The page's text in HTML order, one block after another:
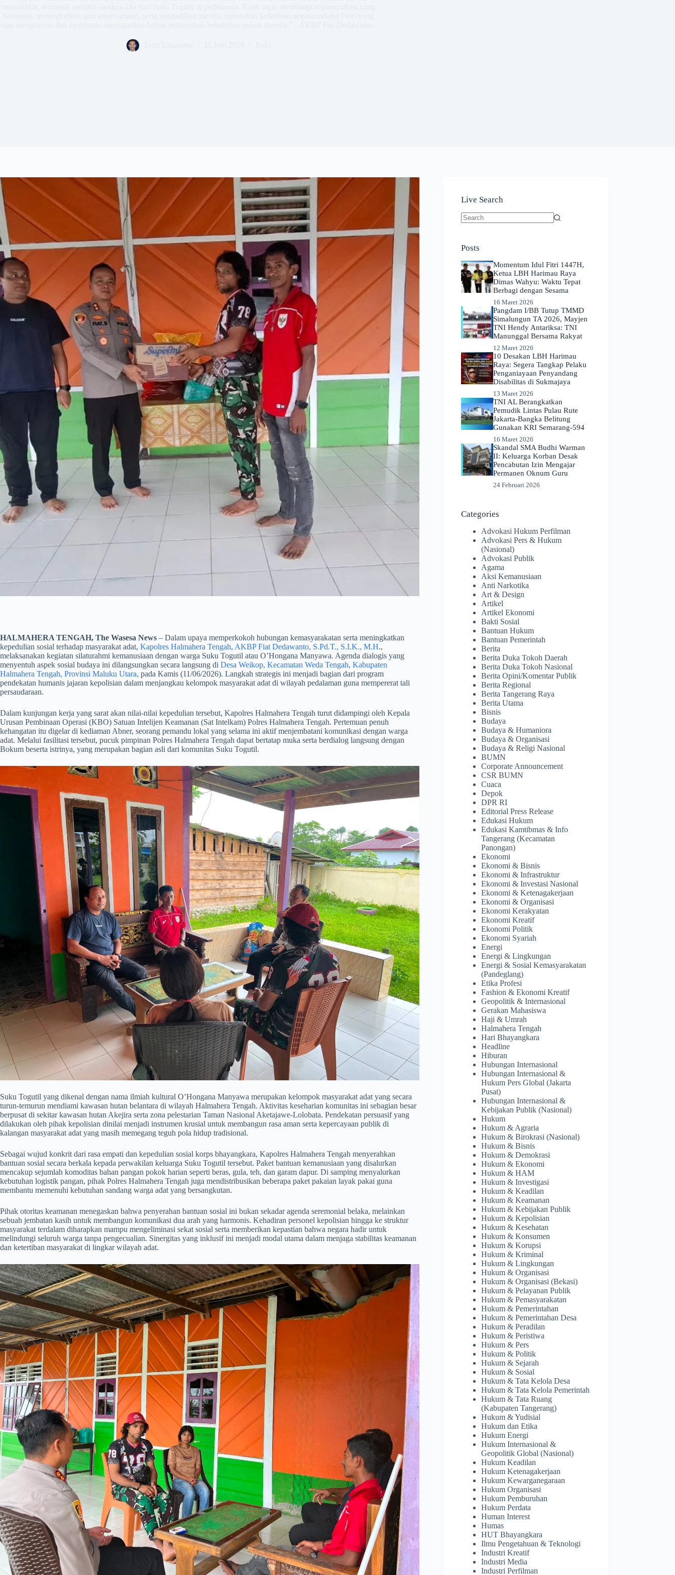
HALMAHERA TENGAH, The Wasesa News – Dalam upaya memperkokoh hubungan kemasyarakatan serta meningkatkan
kepedulian sosial terhadap masyarakat adat, Kapolres Halmahera Tengah, AKBP Fiat Dedawanto, S.Pd.T., S.I.K., M.H.,
melaksanakan kegiatan silaturahmi kemanusiaan dengan warga Suku Togutil atau O’Hongana Manyawa. Agenda dialogis yang
menyentuh aspek sosial budaya ini dilangsungkan secara langsung di Desa Weikop, Kecamatan Weda Tengah, Kabupaten
Halmahera Tengah, Provinsi Maluku Utara, pada Kamis (11/06/2026). Langkah strategis ini menjadi bagian dari program
pendekatan humanis jajaran kepolisian dalam menjangkau kelompok masyarakat adat di wilayah pedalaman guna mempererat tali
persaudaraan.
​Dalam kunjungan kerja yang sarat akan nilai-nilai kepedulian tersebut, Kapolres Halmahera Tengah turut didampingi oleh Kepala
Urusan Pembinaan Operasi (KBO) Satuan Intelijen Keamanan (Sat Intelkam) Polres Halmahera Tengah. Pertemuan penuh
kehangatan itu digelar di kediaman Abner, seorang pemandu lokal yang selama ini aktif menjembatani komunikasi dengan warga
adat. Melalui fasilitasi tersebut, pucuk pimpinan Polres Halmahera Tengah dapat bertatap muka serta berdialog langsung dengan
Bokum beserta istrinya, yang merupakan bagian asli dari komunitas Suku Togutil.
​Suku Togutil yang dikenal dengan nama ilmiah kultural O’Hongana Manyawa merupakan kelompok masyarakat adat yang secara
turun-temurun mendiami kawasan hutan belantara di wilayah Halmahera Tengah. Aktivitas keseharian komunitas ini sebagian besar
berpusat di sekitar kawasan hutan Akejira serta zona pelestarian Taman Nasional Aketajawe-Lolobata. Pendekatan persuasif yang
dilakukan oleh pihak kepolisian dinilai menjadi instrumen krusial untuk membangun rasa aman serta kepercayaan publik di
kalangan masyarakat adat yang masih memegang teguh pola hidup tradisional.
​Sebagai wujud konkrit dari rasa empati dan kepedulian sosial korps bhayangkara, Kapolres Halmahera Tengah menyerahkan
bantuan sosial secara berkala kepada perwakilan keluarga Suku Togutil tersebut. Paket bantuan kemanusiaan yang disalurkan
mencakup sejumlah komoditas bahan pangan pokok harian seperti beras, gula, teh, dan garam dapur. Di samping menyalurkan
kebutuhan logistik pangan, pihak Polres Halmahera Tengah juga mendistribusikan beberapa paket pakaian layak pakai guna
membantu memenuhi kebutuhan sandang warga adat yang bersangkutan.
​Pihak otoritas keamanan menegaskan bahwa penyerahan bantuan sosial ini bukan sekadar agenda seremonial belaka, melainkan
sebuah jembatan kasih untuk membangun komunikasi dua arah yang harmonis. Kehadiran personel kepolisian hingga ke struktur
masyarakat terdalam diharapkan mampu mengeliminasi sekat sosial serta memberikan kepastian bahwa negara hadir untuk
melindungi seluruh warga tanpa pengecualian. Sinergitas yang inklusif ini menjadi modal utama dalam menjaga stabilitas keamanan
dan ketertiban masyarakat di lingkar wilayah adat.
Live Search
Posts
Momentum Idul Fitri 1447H,
Ketua LBH Harimau Raya
Dimas Wahyu: Waktu Tepat
Berbagi dengan Sesama
16 Maret 2026
Pangdam I/BB Tutup TMMD
Simalungun TA 2026, Mayjen
TNI Hendy Antariksa: TNI
Manunggal Bersama Rakyat
12 Maret 2026
​10 Desakan LBH Harimau
Raya: Segera Tangkap Pelaku
Penganiayaan Penyandang
Disabilitas di Sukmajaya
13 Maret 2026
TNI AL Berangkatkan
Pemudik Lintas Pulau Rute
Jakarta-Bangka Belitung
Gunakan KRI Semarang-594
16 Maret 2026
Skandal SMA Budhi Warman
II: Keluarga Korban Desak
Pencabutan Izin Mengajar
Permanen Oknum Guru
24 Februari 2026
Categories
Advokasi Hukum Perfilman
Advokasi Pers & Hukum
(Nasional)
Advokasi Publik
Agama
Aksi Kemanusiaan
Anti Narkotika
Art & Design
Artikel
Artikel Ekonomi
Bakti Sosial
Bantuan Hukum
Bantuan Pemerintah
Berita
Berita Duka Tokoh Daerah
Berita Duka Tokoh Nasional
Berita Opini/Komentar Publik
Berita Regional
Berita Tangerang Raya
Berita Utama
Bisnis
Budaya
Budaya & Humaniora
Budaya & Organisasi
Budaya & Religi Nasional
BUMN
Corporate Announcement
CSR BUMN
Cuaca
Depok
DPR RI
Editorial Press Release
Edukasi Hukum
Edukasi Kamtibmas & Info
Tangerang (Kecamatan
Panongan)
Ekonomi
Ekonomi & Bisnis
Ekonomi & Infrastruktur
Ekonomi & Investasi Nasional
Ekonomi & Ketenagakerjaan
Ekonomi & Organisasi
Ekonomi Kerakyatan
Ekonomi Kreatif
Ekonomi Politik
Ekonomi Syariah
Energi
Energi & Lingkungan
Energi & Sosial Kemasyarakatan
(Pandeglang)
Etika Profesi
Fashion & Ekonomi Kreatif
Geopolitik & Internasional
Gerakan Mahasiswa
Haji & Umrah
Halmahera Tengah
Hari Bhayangkara
Headline
Hiburan
Hubungan Internasional
Hubungan Internasional &
Hukum Pers Global (Jakarta
Pusat)
Hubungan Internasional &
Kebijakan Publik (Nasional)
Hukum
Hukum & Agraria
Hukum & Birokrasi (Nasional)
Hukum & Bisnis
Hukum & Demokrasi
Hukum & Ekonomi
Hukum & HAM
Hukum & Investigasi
Hukum & Keadilan
Hukum & Keamanan
Hukum & Kebijakan Publik
Hukum & Kepolisian
Hukum & Kesehatan
Hukum & Konsumen
Hukum & Korupsi
Hukum & Kriminal
Hukum & Lingkungan
Hukum & Organisasi
Hukum & Organisasi (Bekasi)
Hukum & Pelayanan Publik
Hukum & Pemasyarakatan
Hukum & Pemerintahan
Hukum & Pemerintahan Desa
Hukum & Peradilan
Hukum & Peristiwa
Hukum & Pers
Hukum & Politik
Hukum & Sejarah
Hukum & Sosial
Hukum & Tata Kelola Desa
Hukum & Tata Kelola Pemerintah
Hukum & Tata Ruang
(Kabupaten Tangerang)
Hukum & Yudisial
Hukum dan Etika
Hukum Energi
Hukum Internasional &
Geopolitik Global (Nasional)
Hukum Keadilan
Hukum Ketenagakerjaan
Hukum Kewarganegaraan
Hukum Organisasi
Hukum Pemburuhan
Hukum Perdata
Human Interest
Humas
HUT Bhayangkara
Ilmu Pengetahuan & Teknologi
Industri Kreatif
Industri Media
Industri Perfilman